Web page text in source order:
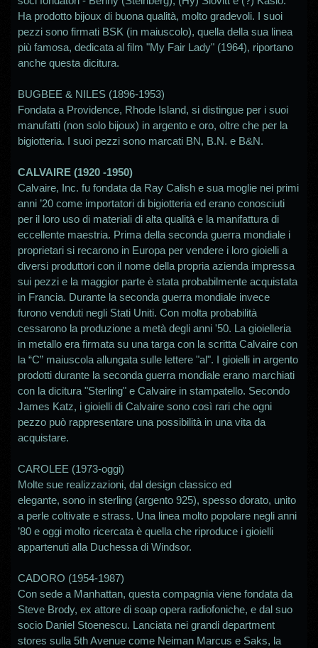
Ha prodotto bijoux di buona qualità, molto gradevoli. I suoi
pezzi sono firmati BSK (in maiuscolo), quella della sua linea
più famosa, dedicata al film "My Fair Lady" (1964), riportano
anche questa dicitura.
BUGBEE & NILES (1896-1953)
Fondata a Providence, Rhode Island, si distingue per i suoi
manufatti (non solo bijoux) in argento e oro, oltre che per la
bigiotteria. I suoi pezzi sono marcati BN, B.N. e B&N.
CALVAIRE (1920 -1950)
Calvaire, Inc. fu fondata da Ray Calish e sua moglie nei primi
anni ’20 come importatori di bigiotteria ed erano conosciuti
per il loro uso di materiali di alta qualità e la manifattura di
eccellente maestria. Prima della seconda guerra mondiale i
proprietari si recarono in Europa per vendere i loro gioielli a
diversi produttori con il nome della propria azienda impressa
sui pezzi e la maggior parte è stata probabilmente acquistata
in Francia. Durante la seconda guerra mondiale invece
furono venduti negli Stati Uniti. Con molta probabilità
cessarono la produzione a metà degli anni '50. La gioielleria
in metallo era firmata su una targa con la scritta Calvaire con
la “C” maiuscola allungata sulle lettere "al". I gioielli in argento
prodotti durante la seconda guerra mondiale erano marchiati
con la dicitura "Sterling" e Calvaire in stampatello. Secondo
James Katz, i gioielli di Calvaire sono così rari che ogni
pezzo può rappresentare una possibilità in una vita da
acquistare.
CAROLEE (1973-oggi)
Molte sue realizzazioni, dal design classico ed
elegante, sono in sterling (argento 925), spesso dorato, unito
a perle coltivate e strass. Una linea molto popolare negli anni
’80 e oggi molto ricercata è quella che riproduce i gioielli
appartenuti alla Duchessa di Windsor.
CADORO (1954-1987)
Con sede a Manhattan, questa compagnia viene fondata da
Steve Brody, ex attore di soap opera radiofoniche, e dal suo
socio Daniel Stoenescu. Lanciata nei grandi department
stores sulla 5th Avenue come Neiman Marcus e Saks, la